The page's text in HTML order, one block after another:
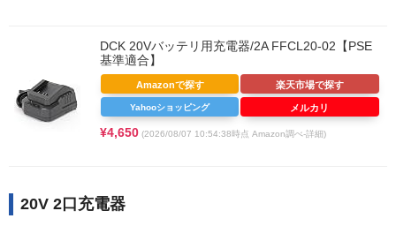
DCK 20Vバッテリ用充電器/2A FFCL20-02【PSE
基準適合】
¥4,650 (2026/08/07 10:54:38時点 Amazon調べ-詳細)
Amazonで探す 楽天市場で探す
Yahooショッピング メルカリ
20V 2口充電器